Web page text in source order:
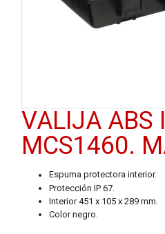
VALIJA ABS
MCS1460.
Espuma protectora interior.
Protección IP 67.
Interior 451 x 105 x 289 mm.
Color negro.